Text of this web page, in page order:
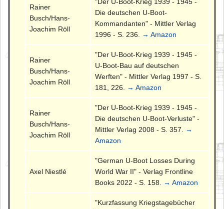
Rainer
Busch/Hans-
Joachim Röll
Die deutschen U-Boot-
Kommandanten" - Mittler Verlag
1996 - S. 236.
→ Amazon
Rainer
Busch/Hans-
Joachim Röll
"Der U-Boot-Krieg 1939 - 1945 -
U-Boot-Bau auf deutschen
Werften" - Mittler Verlag 1997 - S.
181, 226.
→ Amazon
Rainer
Busch/Hans-
Joachim Röll
"Der U-Boot-Krieg 1939 - 1945 -
Die deutschen U-Boot-Verluste" -
Mittler Verlag 2008 - S. 357.
→
Amazon
Axel Niestlé
"German U-Boot Losses During
World War II" - Verlag Frontline
Books 2022 - S. 158.
→ Amazon
"Kurzfassung Kriegstagebücher